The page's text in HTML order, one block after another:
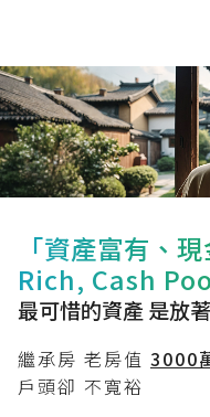
「資產富有、
Rich, Cash
最可惜的資產 是放
繼承房 老房值 3000
戶頭卻 不寬裕